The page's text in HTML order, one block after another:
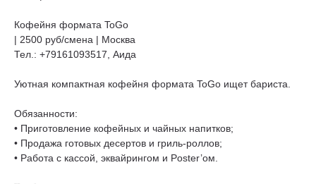
Кофейня формата ToGo
| 2500 руб/смена | Москва
Тел.: +79161093517, Аида
Уютная компактная кофейня формата ToGo ищет бариста.
Обязанности:
• Приготовление кофейных и чайных напитков;
• Продажа готовых десертов и гриль-роллов;
• Работа с кассой, эквайрингом и Poster’ом.